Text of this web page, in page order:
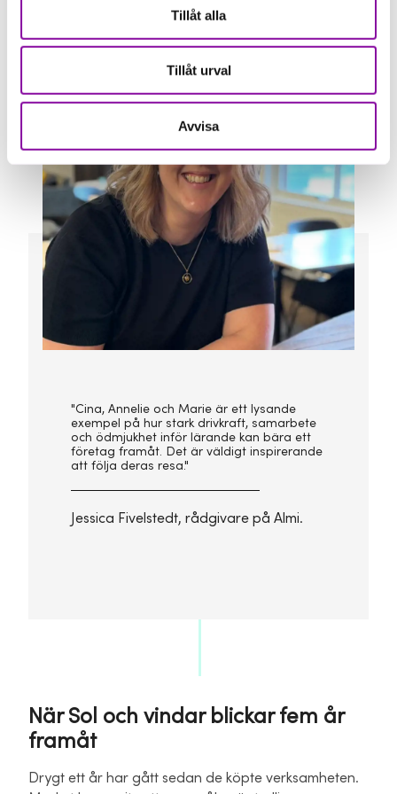
Tillåt alla
Tillåt urval
Avvisa
"Cina, Annelie och Marie är ett lysande
exempel på hur stark drivkraft, samarbete
och ödmjukhet inför lärande kan bära ett
företag framåt. Det är väldigt inspirerande
att följa deras resa."
Jessica Fivelstedt, rådgivare på Almi.
När Sol och vindar blickar fem år
framåt
Drygt ett år har gått sedan de köpte verksamheten.